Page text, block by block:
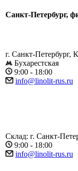
Санкт-Петербург,
г. Санкт-
Бухарестская
9:00 - 18:00
info@linolit-rus.ru
Склад: г. Санкт-
9:00 - 18:00
info@linolit-rus.ru